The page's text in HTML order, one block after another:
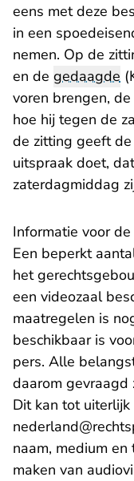
eens met deze
in een
nemen. Op de
en de gedaagde
voren brengen,
hoe hij tegen de
de zitting geeft
uitspraak doet,
zaterdagmiddag
Informatie voor
Een beperkt
het
een videozaal
maatregelen is
beschikbaar is
pers. Alle
daarom gevraagd
Dit kan tot
naam, medium
maken van